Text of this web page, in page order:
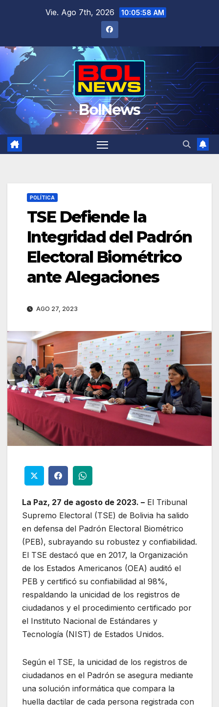
Vie. Ago 7th, 2026 10:05:59 AM
BolNews
POLÍTICA
TSE Defiende la
Integridad del Padrón
Electoral Biométrico
ante Alegaciones
AGO 27, 2023
La Paz, 27 de agosto de 2023. – El Tribunal
Supremo Electoral (TSE) de Bolivia ha salido
en defensa del Padrón Electoral Biométrico
(PEB), subrayando su robustez y confiabilidad.
El TSE destacó que en 2017, la Organización
de los Estados Americanos (OEA) auditó el
PEB y certificó su confiabilidad al 98%,
respaldando la unicidad de los registros de
ciudadanos y el procedimiento certificado por
el Instituto Nacional de Estándares y
Tecnología (NIST) de Estados Unidos.
Según el TSE, la unicidad de los registros de
ciudadanos en el Padrón se asegura mediante
una solución informática que compara la
huella dactilar de cada persona registrada con